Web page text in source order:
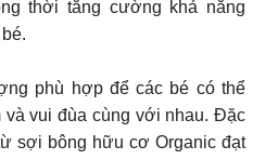
thời tăng cường khả năng
phù hợp để các bé có thể
và vui đùa cùng với nhau. Đặc
sợi bông hữu cơ Organic đạt